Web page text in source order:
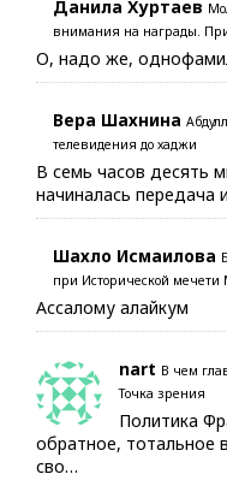
Данила Хуртаев
внимания на награды.
О, надо же,
Вера Шахнина
телевидения до хаджи
В семь часов десять
начиналась передача
Шахло Исмаилова
при Исторической мечети
Ассалому алайкум
nart В чем
Точка зрения
Политика
обратное, тотальное
сво…